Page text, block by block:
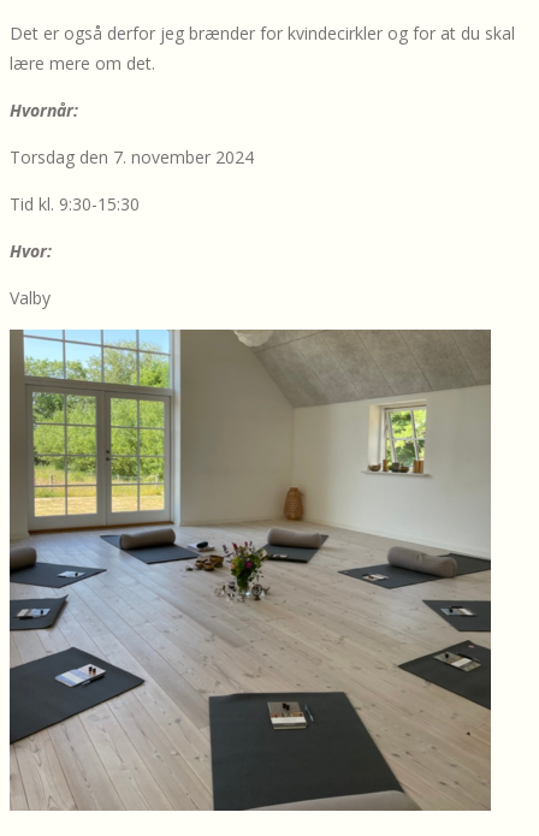
Det er også derfor jeg brænder for kvindecirkler og for at du skal
lære mere om det.
Hvornår:
Torsdag den 7. november 2024
Tid kl. 9:30-15:30
Hvor:
Valby